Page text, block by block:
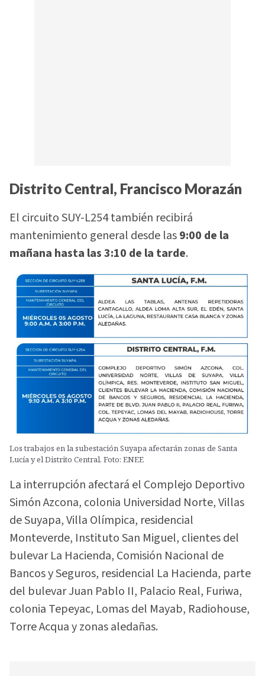
Distrito Central, Francisco Morazán
El circuito SUY-L254 también recibirá
mantenimiento general desde las9:00 de la
mañana hasta las 3:10 de la tarde.
Los trabajos en la subestación Suyapa afectarán zonas de Santa
Lucía y el Distrito Central. Foto: ENEE
La interrupción afectará el Complejo Deportivo
Simón Azcona, colonia Universidad Norte, Villas
de Suyapa, Villa Olímpica, residencial
Monteverde, Instituto San Miguel, clientes del
bulevar La Hacienda, Comisión Nacional de
Bancos y Seguros, residencial La Hacienda, parte
del bulevar Juan Pablo II, Palacio Real, Furiwa,
colonia Tepeyac, Lomas del Mayab, Radiohouse,
Torre Acqua y zonas aledañas.